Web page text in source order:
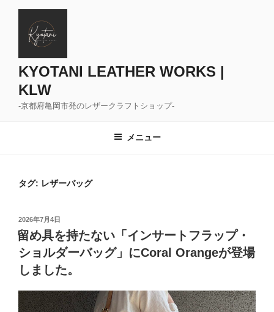
KYOTANI LEATHER WORKS |
KLW
-京都府亀岡市発のレザークラフトショップ-
メニュー
タグ: レザーバッグ
投
稿
日:
2026年7月4日
留め具を持たない「インサートフラップ・
ショルダーバッグ」にCoral Orangeが登場
しました。